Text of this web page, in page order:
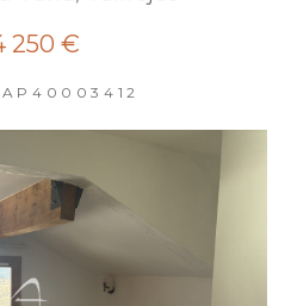
250 €